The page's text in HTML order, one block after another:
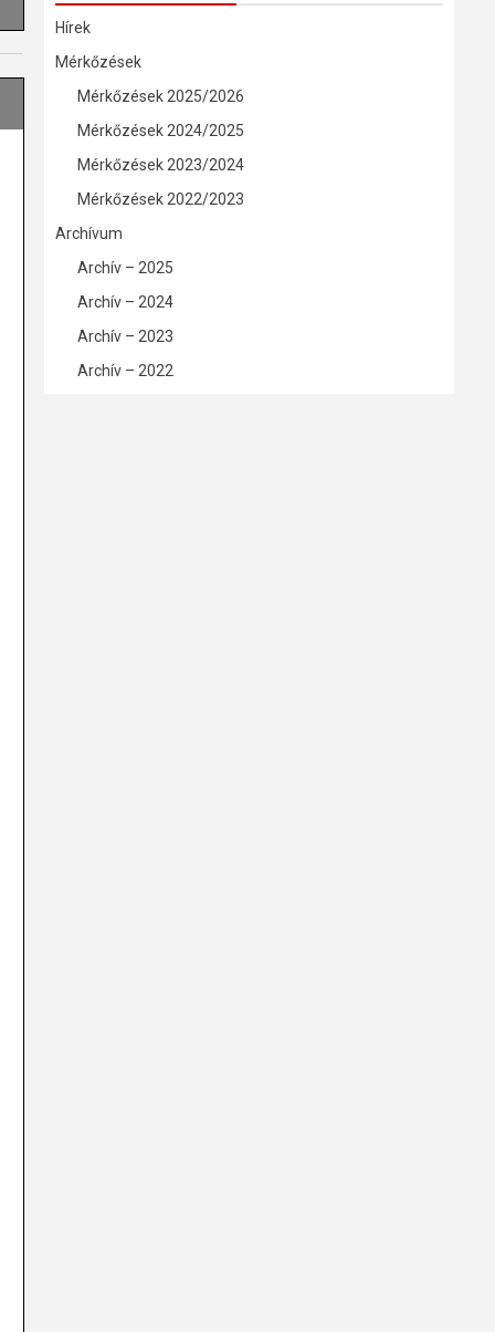
Hírek
Mérkőzések
Mérkőzések 2025/2026
Mérkőzések 2024/2025
Mérkőzések 2023/2024
Mérkőzések 2022/2023
Archívum
Archív – 2025
Archív – 2024
Archív – 2023
Archív – 2022